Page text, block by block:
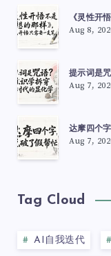
《灵性开
Aug 8,
提示词是
Aug 7,
达摩四个
Aug 7,
Tag Cloud
AI自我迭代